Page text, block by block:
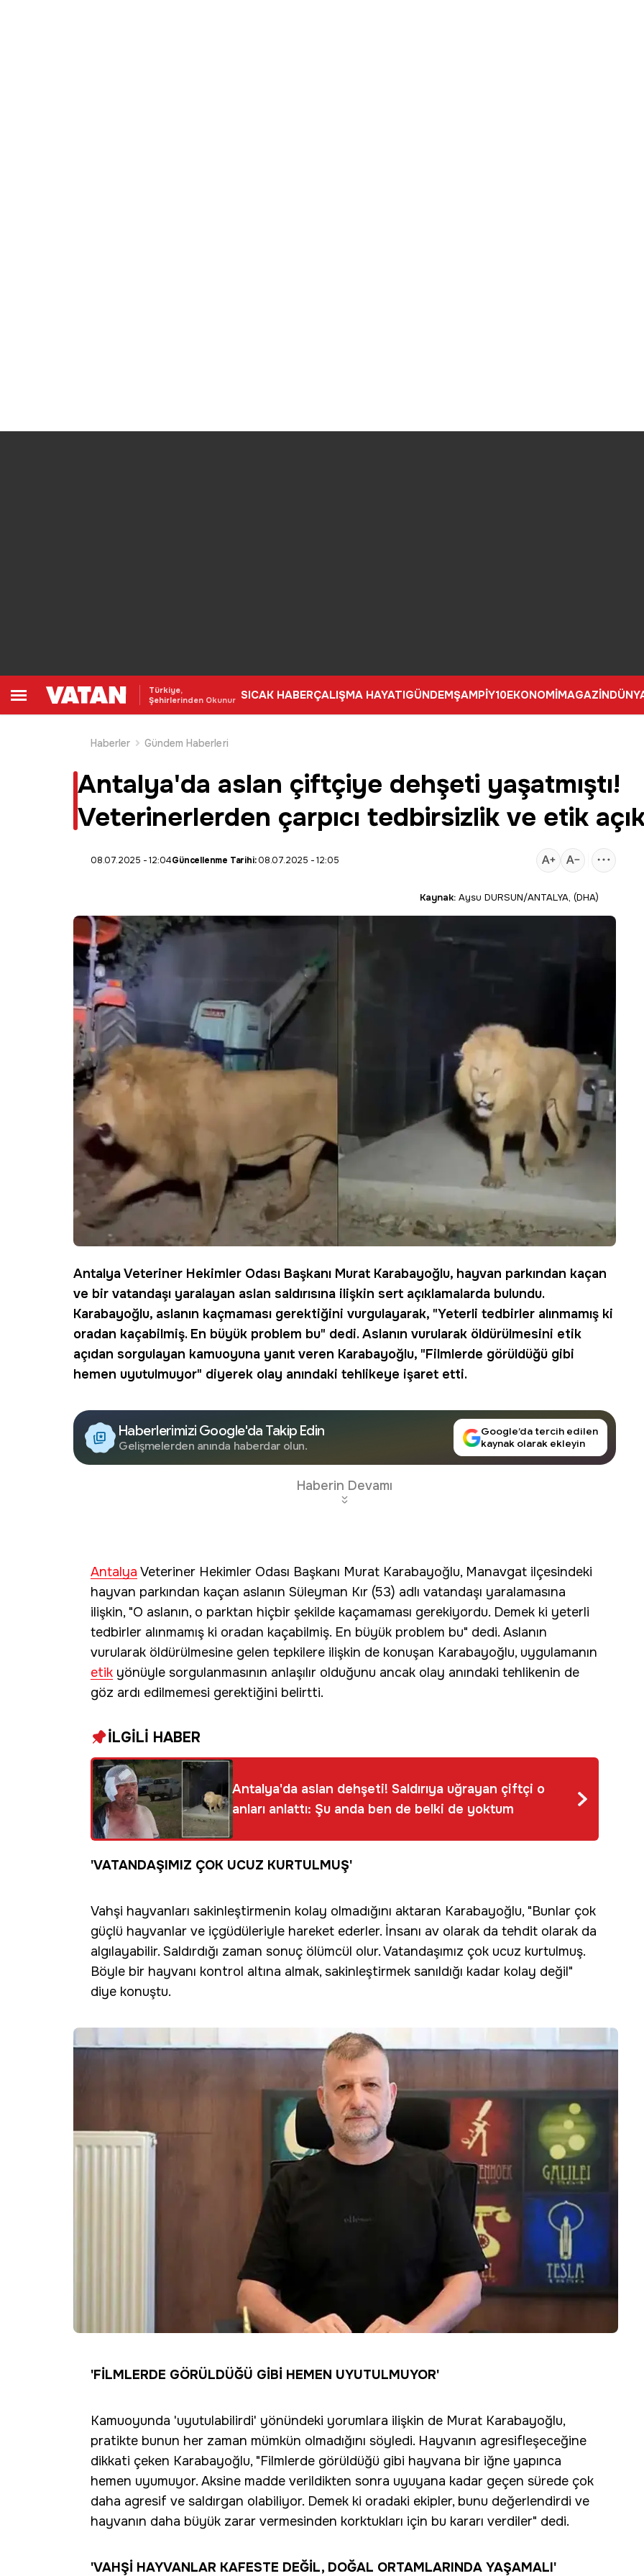
Türkiye,
Şehirlerinden Okunur SICAK HABERÇALIŞMA HAYATIGÜNDEMŞAMPİY10EKONOMİMAGAZİN
Haberler
Gündem Haberleri
Antalya'da aslan çiftçiye dehşeti yaşatmıştı!
Veterinerlerden çarpıcı tedbirsizlik ve etik
08.07.2025 - 12:04Güncellenme Tarihi:08.07.2025 - 12:05
Kaynak: Aysu DURSUN/ANTALYA, (DHA)
AntalyaVeteriner Hekimler Odası Başkanı Murat Karabayoğlu, hayvan parkından kaçan
ve bir vatandaşı yaralayan aslan saldırısına ilişkin sert açıklamalarda bulundu.
Karabayoğlu, aslanın kaçmaması gerektiğini vurgulayarak, "Yeterli tedbirler alınmamış ki
oradan kaçabilmiş. En büyük problem bu" dedi. Aslanın vurularak öldürülmesini etik
açıdan sorgulayan kamuoyuna yanıt veren Karabayoğlu, "Filmlerde görüldüğü gibi
hemen uyutulmuyor" diyerek olay anındaki tehlikeye işaret etti.
Haberlerimizi Google'da Takip Edin
Gelişmelerden anında haberdar olun.
Google’da tercih edilen
kaynak olarak ekleyin
Haberin Devamı
Antalya Veteriner Hekimler Odası Başkanı Murat Karabayoğlu, Manavgat ilçesindeki
hayvan parkından kaçan aslanın Süleyman Kır (53) adlı vatandaşı yaralamasına
ilişkin, "O aslanın, o parktan hiçbir şekilde kaçamaması gerekiyordu. Demek ki yeterli
tedbirler alınmamış ki oradan kaçabilmiş. En büyük problem bu" dedi. Aslanın
vurularak öldürülmesine gelen tepkilere ilişkin de konuşan Karabayoğlu, uygulamanın
etik yönüyle sorgulanmasının anlaşılır olduğunu ancak olay anındaki tehlikenin de
göz ardı edilmemesi gerektiğini belirtti.
İLGİLİ HABER
Antalya'da aslan dehşeti! Saldırıya uğrayan çiftçi o
anları anlattı: Şu anda ben de belki de yoktum
'VATANDAŞIMIZ ÇOK UCUZ KURTULMUŞ'
Vahşi hayvanları sakinleştirmenin kolay olmadığını aktaran Karabayoğlu, "Bunlar çok
güçlü hayvanlar ve içgüdüleriyle hareket ederler. İnsanı av olarak da tehdit olarak da
algılayabilir. Saldırdığı zaman sonuç ölümcül olur. Vatandaşımız çok ucuz kurtulmuş.
Böyle bir hayvanı kontrol altına almak, sakinleştirmek sanıldığı kadar kolay değil"
diye konuştu.
'FİLMLERDE GÖRÜLDÜĞÜ GİBİ HEMEN UYUTULMUYOR'
Kamuoyunda 'uyutulabilirdi' yönündeki yorumlara ilişkin de Murat Karabayoğlu,
pratikte bunun her zaman mümkün olmadığını söyledi. Hayvanın agresifleşeceğine
dikkati çeken Karabayoğlu, "Filmlerde görüldüğü gibi hayvana bir iğne yapınca
hemen uyumuyor. Aksine madde verildikten sonra uyuyana kadar geçen sürede çok
daha agresif ve saldırgan olabiliyor. Demek ki oradaki ekipler, bunu değerlendirdi ve
hayvanın daha büyük zarar vermesinden korktukları için bu kararı verdiler" dedi.
'VAHŞİ HAYVANLAR KAFESTE DEĞİL, DOĞAL ORTAMLARINDA YAŞAMALI'